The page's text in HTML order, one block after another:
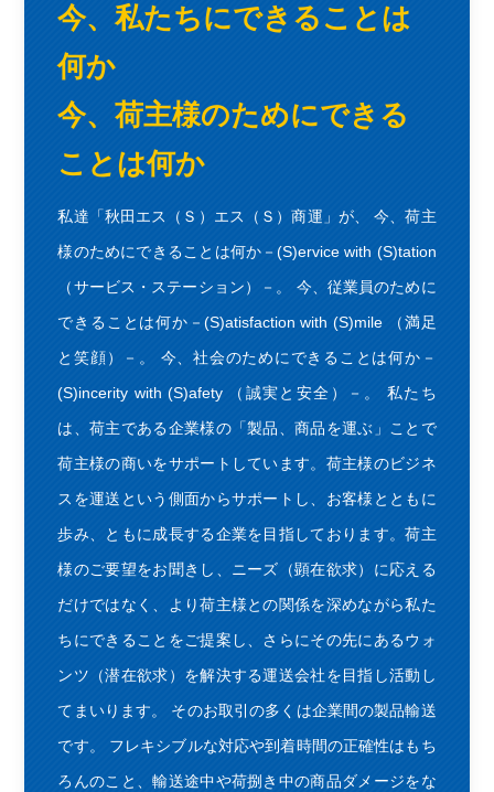
今、私たちにできることは
何か
今、荷主様のためにできる
ことは何か
私達「秋田エス（Ｓ）エス（Ｓ）商運」が、 今、荷主
様のためにできることは何か－(S)ervice with (S)tation
（サービス・ステーション）－。 今、従業員のために
できることは何か－(S)atisfaction with (S)mile （満足
と笑顔）－。 今、社会のためにできることは何か－
(S)incerity with (S)afety （誠実と安全）－。 私たち
は、荷主である企業様の「製品、商品を運ぶ」ことで
荷主様の商いをサポートしています。荷主様のビジネ
スを運送という側面からサポートし、お客様とともに
歩み、ともに成長する企業を目指しております。荷主
様のご要望をお聞きし、ニーズ（顕在欲求）に応える
だけではなく、より荷主様との関係を深めながら私た
ちにできることをご提案し、さらにその先にあるウォ
ンツ（潜在欲求）を解決する運送会社を目指し活動し
てまいります。 そのお取引の多くは企業間の製品輸送
です。 フレキシブルな対応や到着時間の正確性はもち
ろんのこと、輸送途中や荷捌き中の商品ダメージをな